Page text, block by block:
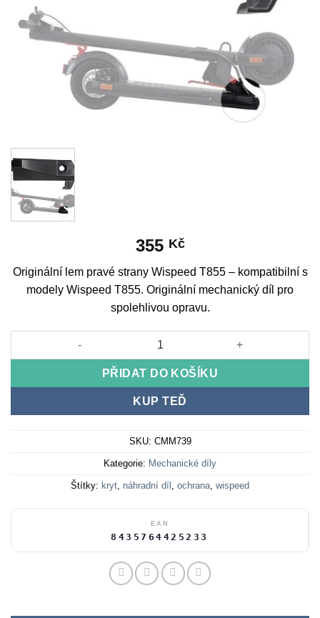
355 Kč
Originální lem pravé strany Wispeed T855 – kompatibilní s
modely Wispeed T855. Originální mechanický díl pro
spolehlivou opravu.
Originální lem pravé strany Wispeed T855 množství
PŘIDAT DO KOŠÍKU
KUP TEĎ
SKU: CMM739
Kategorie: Mechanické díly
Štítky: kryt, náhradní díl , ochrana, wispeed
EAN
8435764425233